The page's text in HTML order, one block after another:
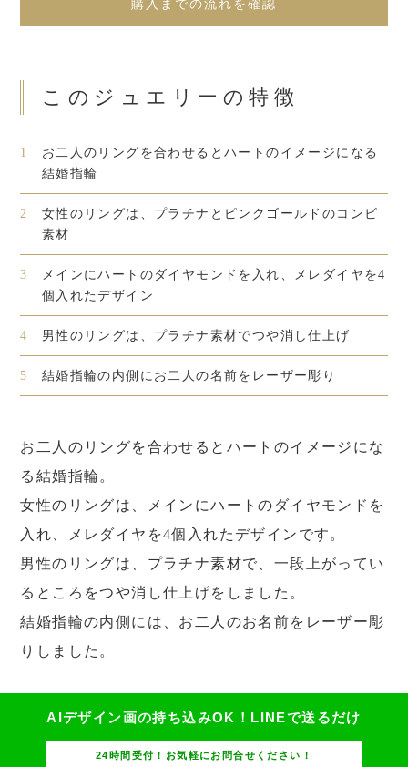
購入までの流れを確認
このジュエリーの特徴
1
お二人のリングを合わせるとハートのイメージになる
結婚指輪
2
女性のリングは、プラチナとピンクゴールドのコンビ
素材
3
メインにハートのダイヤモンドを入れ、メレダイヤを4
個入れたデザイン
4 男性のリングは、プラチナ素材でつや消し仕上げ
5 結婚指輪の内側にお二人の名前をレーザー彫り
お二人のリングを合わせるとハートのイメージにな
る結婚指輪。
女性のリングは、メインにハートのダイヤモンドを
入れ、メレダイヤを4個入れたデザインです。
男性のリングは、プラチナ素材で、一段上がってい
るところをつや消し仕上げをしました。
結婚指輪の内側には、お二人のお名前をレーザー彫
りしました。
AIデザイン画の持ち込みOK！ LINEで送るだけ
24時間受付！お気軽にお問合せください！